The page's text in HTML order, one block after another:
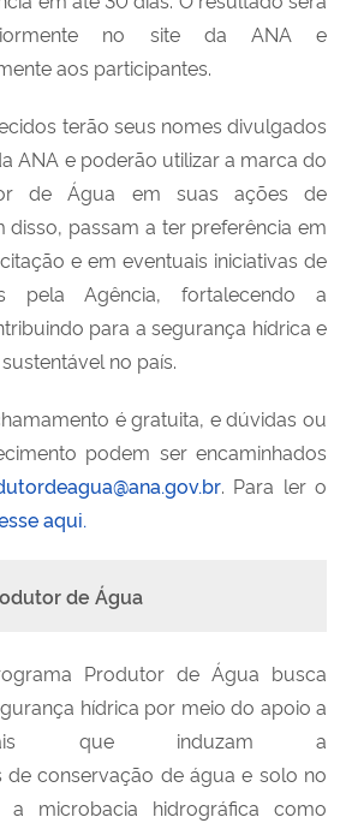
no site da ANA e
aos participantes.
terão seus nomes divulgados
ANA e poderão utilizar a marca do
de Água em suas ações de
disso, passam a ter preferência em
e em eventuais iniciativas de
pela Agência, fortalecendo a
para a segurança hídrica e
no país.
é gratuita, e dúvidas ou
podem ser encaminhados
. Para ler o
aqui.
de Água
Produtor de Água busca
hídrica por meio do apoio a
que induzam a
conservação de água e solo no
microbacia hidrográfica como